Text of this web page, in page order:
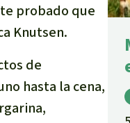
probado que
Knutsen.
de
hasta la cena,